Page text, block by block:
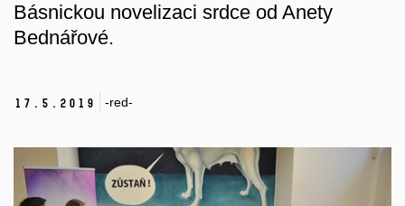
Básnickou novelizaci srdce od Anety
Bednářové.
17. 5. 2019 -red-